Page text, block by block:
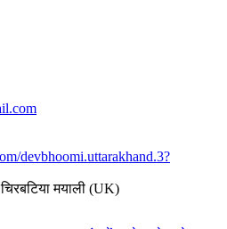
devbhoomi.uttarakhand.3?
मयाली (UK)